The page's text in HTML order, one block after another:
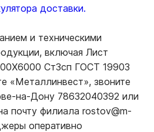
доставки.
и техническими
включая Лист
Ст3сп ГОСТ 19903
«Металлинвест», звоните
на-Дону 78632040392 или
почту филиала rostov@m-
оперативно